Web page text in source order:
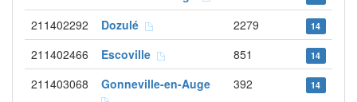
211402292 Dozulé 2279 14
211402466 Escoville 851 14
211403068 Gonneville-en-Auge 392 14